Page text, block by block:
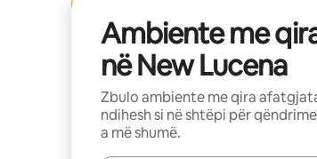
Ambiente me
në New Lucena
Zbulo ambiente me qira
ndihesh si në shtëpi për
a më shumë.